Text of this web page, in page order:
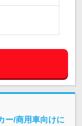
ー/商用車向けに